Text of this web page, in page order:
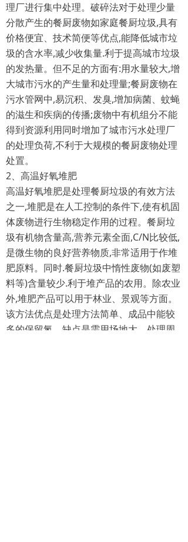
理厂进行集中处理。破碎法对于处理少量
分散产生的餐厨废物如家庭餐厨垃圾,具有
价格便宜、技术简便等优点,能降低城市垃
圾的含水率,减少收集量.利于提高城市垃圾
的发热量。但不足的方面有:用水量较大,增
大城市污水的产生量和处理量;餐厨废物在
污水管网中,易沉积、发臭,增加病菌、蚊蝇
的滋生和疾病的传播;废物中有机组分不能
得到资源利用同时增加了城市污水处理厂
的处理负荷,不利于大规模的餐厨废物处理
处置。
2、高温好氧堆肥
高温好氧堆肥是处理餐厨垃圾的有效方法
之一,堆肥是在人工控制的条件下,使有机固
体废物进行生物稳定作用的过程。餐厨垃
圾有机物含量高,营养元素全面,C/N比较低,
是微生物的良好营养物质,非常适用于作堆
肥原料。同时.餐厨垃圾中惰性废物(如废塑
料等)含量较少.利于堆产品的农用。除农业
外,堆肥产品可以用于林业、景观等方面。
该方法优点是处理方法简单、成品中能较
多的保留氮。缺点是需用场地大、处理周